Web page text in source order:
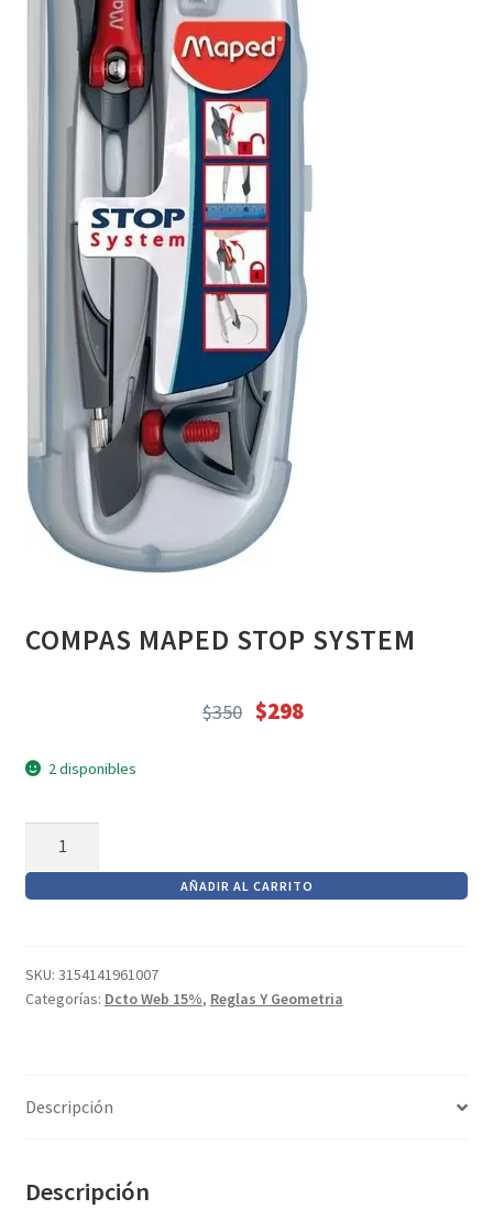
CIENCIA FICCIÓN (213)
Descuentos Web (25104)
Juegos (75)
Libros (20560)
LUNCHERAS (4)
MOCHILA ADULTOS (16)
MOCHILA INFANTIL - J (12)
NOVELA ROMÁNTICA (157)
Papeleria (2689)
Papeleria (6)
POESÍA (233)
Recomendados (17)
Regalos (95)
regalos varios (19)
Textos (ver sub cats) (118)
TEXTOS EN INGLES (39)
TEXTOS INGLES (49)
COMPAS MAPED STOP SYSTEM
$350 El
$298
El
2 disponibles
AÑADIR AL CARRITO
SKU: 3154141961007
Categorías: Dcto Web 15%, Reglas Y Geometria
Descripción
Descripción